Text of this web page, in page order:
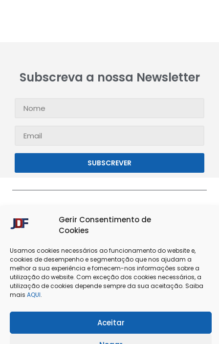
Gerir Consentimento de
Cookies
Usamos cookies necessários ao funcionamento do website e,
cookies de desempenho e segmentação que nos ajudam a
melhor a sua experiência e fornecem-nos informações sobre a
utilização do website. Com exceção dos cookies necessários, a
utilização de cookies depende sempre da sua aceitação. Saiba
mais AQUI.
Aceitar
Subscreva a nossa Newsletter
SUBSCREVER
Termos & Condições
Política de Privacidade
Política de Cookies
Livro de Reclamações